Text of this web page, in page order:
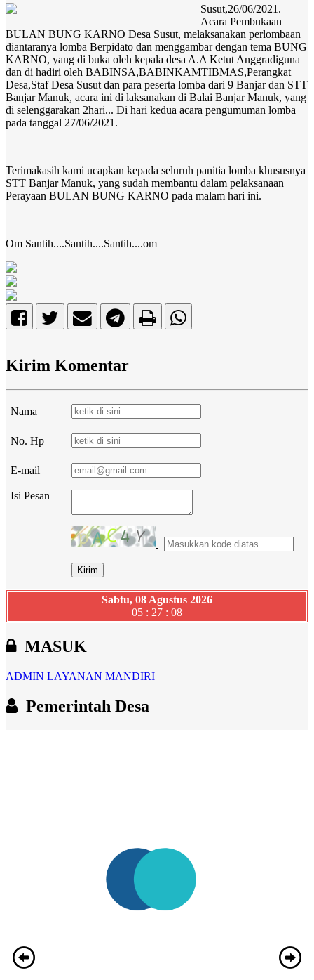
Susut,26/06/2021.
Acara Pembukaan
BULAN BUNG KARNO Desa Susut, melaksanakan perlombaan
diantaranya lomba Berpidato dan menggambar dengan tema BUNG
KARNO, yang di buka oleh kepala desa A.A Ketut Anggradiguna
dan di hadiri oleh BABINSA,BABINKAMTIBMAS,Perangkat
Desa,Staf Desa Susut dan para peserta lomba dari 9 Banjar dan STT
Banjar Manuk, acara ini di laksanakan di Balai Banjar Manuk, yang
di selenggarakan 2hari... Di hari kedua acara pengumuman lomba
pada tanggal 27/06/2021.
Terimakasih kami ucapkan kepada seluruh panitia lomba khususnya
STT Banjar Manuk, yang sudah membantu dalam pelaksanaan
Perayaan BULAN BUNG KARNO pada malam hari ini.
Om Santih....Santih....Santih....om
Kirim Komentar
Nama
No. Hp
E-mail
Isi Pesan
Sabtu, 08 Agustus 2026
05 : 27 : 09
MASUK
ADMIN LAYANAN MANDIRI
Pemerintah Desa